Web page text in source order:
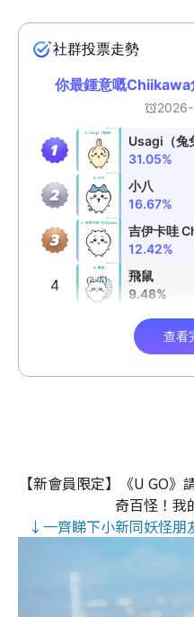
【新會員限定】《U GO
奇百怪！我
↓一齊睇下小新同妖怪朋